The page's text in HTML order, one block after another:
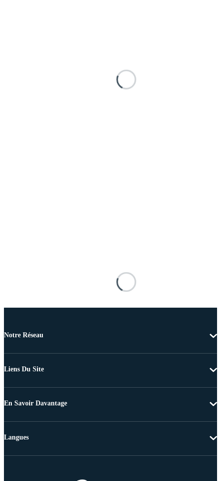
Notre Réseau
Liens Du Site
En Savoir Davantage
Langues